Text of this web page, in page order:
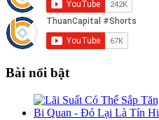
Bài nổi bật